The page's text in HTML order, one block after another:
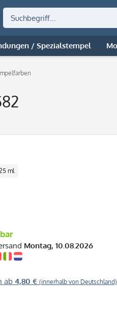
/ Spezialstempel
ml
Montag, 10.08.2026
ab 4,80 € (innerhalb von Deutschland)